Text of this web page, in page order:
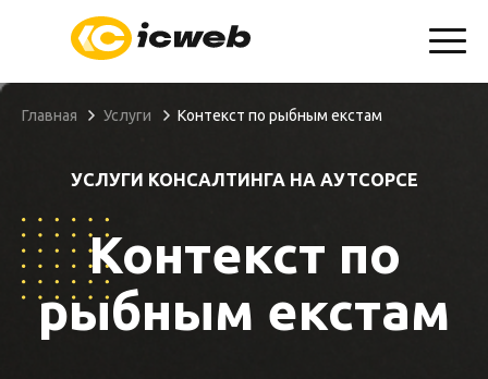
+7(904)607-01-69
Запросить КП
Главная Услуги Контекст по рыбным екстам
УСЛУГИ КОНСАЛТИНГА НА АУТСОРСЕ
Контекст по
рыбным екстам